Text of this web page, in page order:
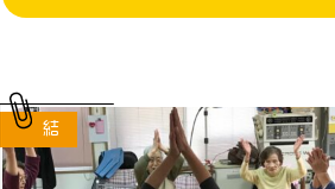
結